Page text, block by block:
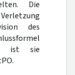
Die
des
ist sie